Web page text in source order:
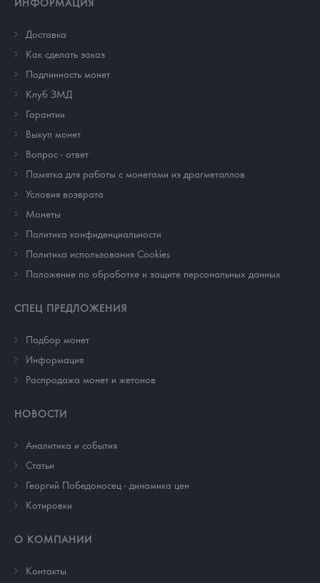
Доставка
Как сделать заказ
Подлинность монет
Клуб ЗМД
Гарантии
Выкуп монет
Вопрос - ответ
Памятка для работы с монетами из драгметаллов
Условия возврата
Монеты
Политика конфиденциальности
Политика использования Cookies
Положение по обработке и защите персональных данных
СПЕЦ ПРЕДЛОЖЕНИЯ
Подбор монет
Информация
Распродажа монет и жетонов
НОВОСТИ
Аналитика и события
Cтатьи
Георгий Победоносец - динамика цен
Котировки
О КОМПАНИИ
Контакты